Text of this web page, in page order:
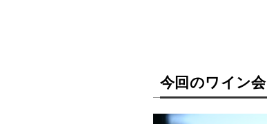
今回のワイン会